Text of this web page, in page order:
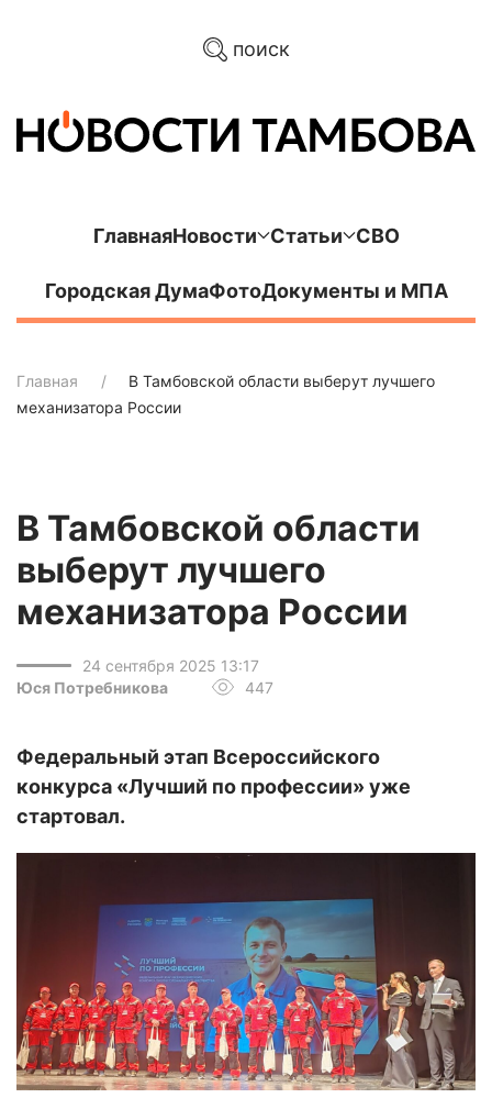
поиск
ГлавнаяНовости Статьи СВО
Городская ДумаФотоДокументы и МПА
Главная
В Тамбовской области выберут лучшего
механизатора России
В Тамбовской области
выберут лучшего
механизатора России
24 сентября 2025 13:17
Юся Потребникова
447
Федеральный этап Всероссийского
конкурса «Лучший по профессии» уже
стартовал.